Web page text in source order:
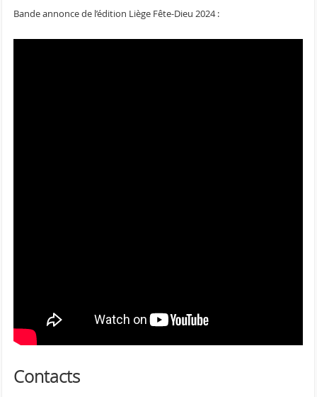
Bande annonce de l’édition Liège Fête-Dieu 2024 :
Contacts